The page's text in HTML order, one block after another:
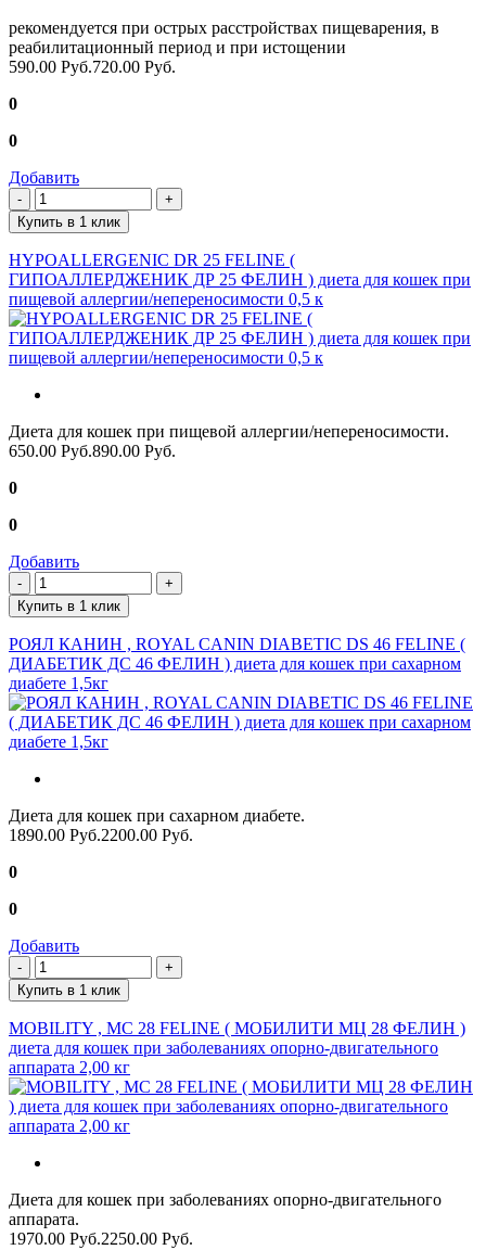
рекомендуется при острых расстройствах пищеварения, в
реабилитационный период и при истощении
590.00 Руб.720.00 Руб.
0
0
Добавить
Купить в 1 клик
HYPOALLERGENIC DR 25 FELINE (
ГИПОАЛЛЕРДЖЕНИК ДР 25 ФЕЛИН ) диета для кошек при
пищевой аллергии/непереносимости 0,5 к
Диета для кошек при пищевой аллергии/непереносимости.
650.00 Руб.890.00 Руб.
0
0
Добавить
Купить в 1 клик
РОЯЛ КАНИН , ROYAL CANIN DIABETIC DS 46 FELINE (
ДИАБЕТИК ДС 46 ФЕЛИН ) диета для кошек при сахарном
диабете 1,5кг
Диета для кошек при сахарном диабете.
1890.00 Руб.2200.00 Руб.
0
0
Добавить
Купить в 1 клик
MOBILITY , MC 28 FELINE ( МОБИЛИТИ МЦ 28 ФЕЛИН )
диета для кошек при заболеваниях опорно-двигательного
аппарата 2,00 кг
Диета для кошек при заболеваниях опорно-двигательного
аппарата.
1970.00 Руб.2250.00 Руб.